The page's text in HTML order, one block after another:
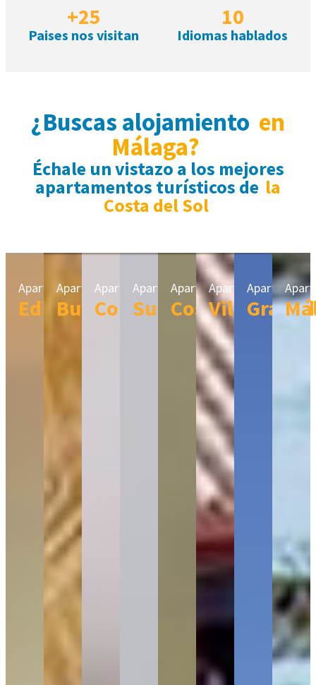
Paises nos visitan
+25
Idiomas hablados
10
¿Buscas alojamiento en
Málaga?
Échale un vistazo a los mejores
apartamentos turísticos de la
Costa del Sol
Apartamentos
Edificios
Apartamentos
Budget
Apartamentos
Confort
Apartamentos
Superior
Apartamentos
Costa
Apartamentos
Villas